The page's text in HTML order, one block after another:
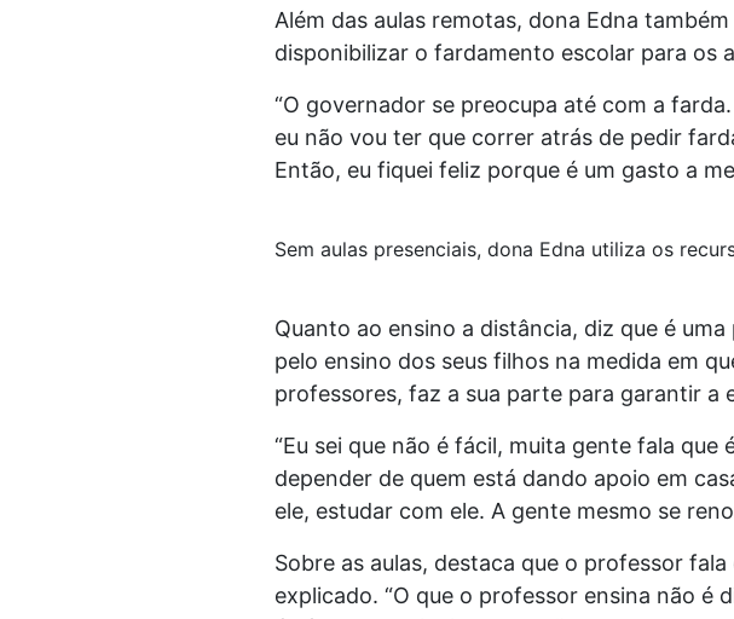
Além das aulas remotas, dona Edna
disponibilizar o fardamento escolar para os
“O governador se preocupa até com a
eu não vou ter que correr atrás de pedir
Então, eu fiquei feliz porque é um gasto a
Sem aulas presenciais, dona Edna utiliza os
Quanto ao ensino a distância, diz que é
pelo ensino dos seus filhos na medida em
professores, faz a sua parte para garantir a
“Eu sei que não é fácil, muita gente fala
depender de quem está dando apoio em
ele, estudar com ele. A gente mesmo se
Sobre as aulas, destaca que o professor
explicado. “O que o professor ensina não é